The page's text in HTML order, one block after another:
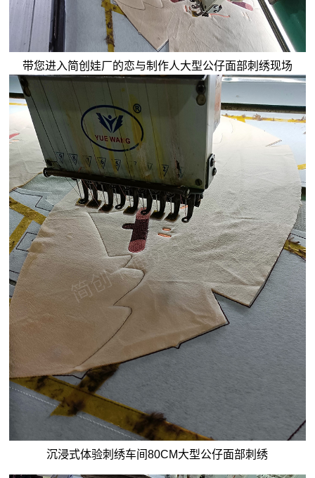
带您进入简创娃厂的恋与制作人大型公仔面部刺绣现场
沉浸式体验刺绣车间80CM大型公仔面部刺绣